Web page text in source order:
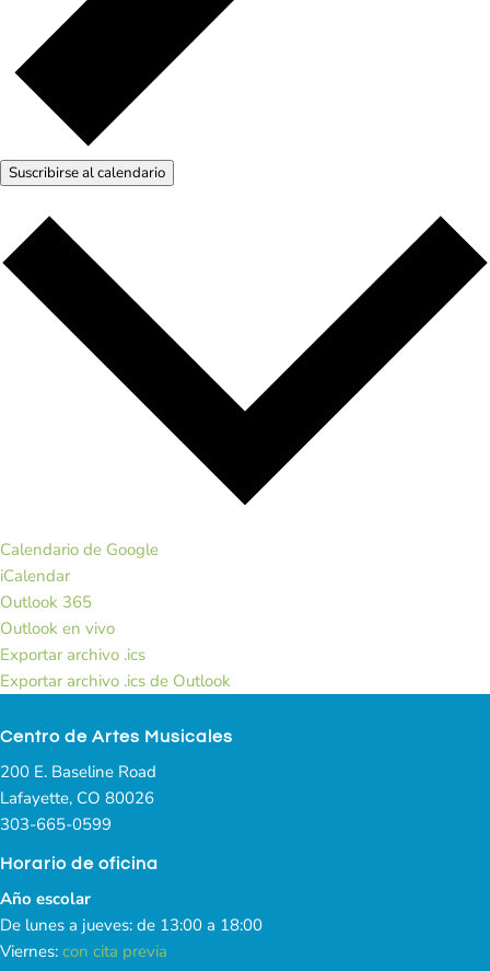
Suscribirse al calendario
Calendario de Google
iCalendar
Outlook 365
Outlook en vivo
Exportar archivo .ics
Exportar archivo .ics de Outlook
Centro de Artes Musicales
200 E. Baseline Road
Lafayette, CO 80026
303-665-0599
Horario de oficina
Año escolar
De lunes a jueves: de 13:00 a 18:00
Viernes: con cita previa